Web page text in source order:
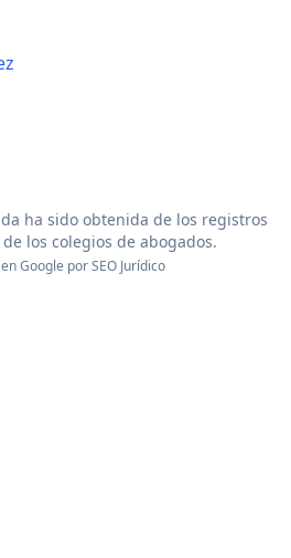
ha sido obtenida de los registros
los colegios de abogados.
Google porSEO Jurídico